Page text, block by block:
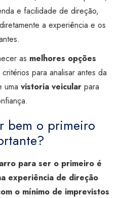
e facilidade de direção,
a experiência e os
as melhores opções
para analisar antes da
uma vistoria veicular para
bem o primeiro
para ser o primeiro é
experiência de direção
o mínimo de imprevistos